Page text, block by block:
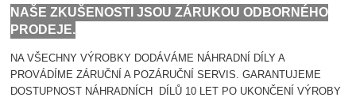
NAŠE ZKUŠENOSTI JSOU ZÁRUKOU ODBORNÉHO
PRODEJE.
NA VŠECHNY VÝROBKY DODÁVÁME NÁHRADNÍ DÍLY A
PROVÁDÍME ZÁRUČNÍ A POZÁRUČNÍ SERVIS. GARANTUJEME
DOSTUPNOST NÁHRADNÍCH DÍLŮ 10 LET PO UKONČENÍ VÝROBY